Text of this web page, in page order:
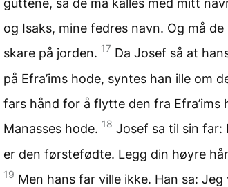
guttene, så de må kalles med mitt
og Isaks, mine fedres navn. Og må
skare på jorden. 17 Da Josef så at
på Efra’ims hode, syntes han ille om
fars hånd for å flytte den fra Efra’ims
Manasses hode. 18 Josef sa til sin far:
er den førstefødte. Legg din høyre
19 Men hans far ville ikke. Han sa: